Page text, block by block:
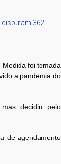
362
foi tomada
a pandemia do
decidiu pelo
de agendamento